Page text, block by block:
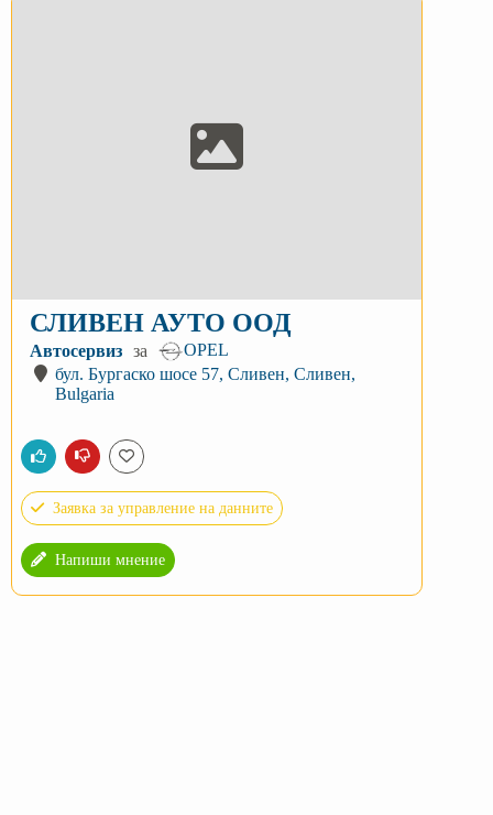
СЛИВЕН АУТО ООД
Автосервиз за
OPEL
бул. Бургаско шосе 57, Сливен, Сливен,
Bulgaria
Заявка за управление на данните
Напиши мнение